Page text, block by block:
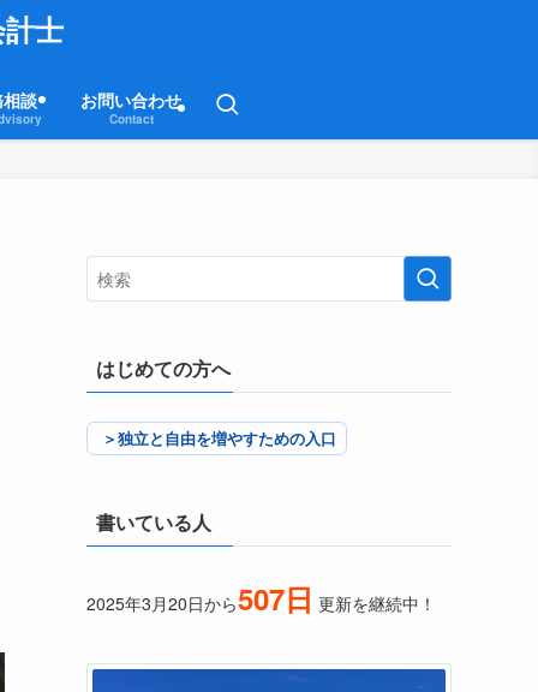
士
談 お問い合わせ
Contact
はじめての方へ
＞独立と自由を増やすための入口
書いている人
2025年3月20日から507日 更新を継続中！